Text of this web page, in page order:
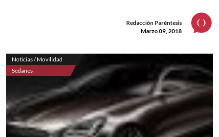
Redacción Paréntesis
Marzo 09, 2018
Noticias / Movilidad
Sedanes